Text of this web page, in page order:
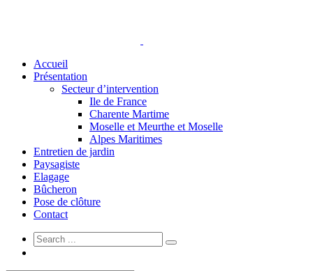
Accueil
Présentation
Secteur d’intervention
Ile de France
Charente Martime
Moselle et Meurthe et Moselle
Alpes Maritimes
Entretien de jardin
Paysagiste
Elagage
Bûcheron
Pose de clôture
Contact